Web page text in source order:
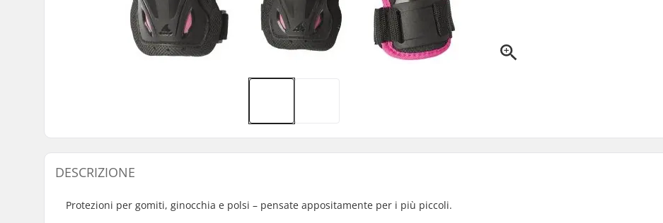
DESCRIZIONE
Protezioni per gomiti, ginocchia e polsi – pensate appositamente per i più piccoli.